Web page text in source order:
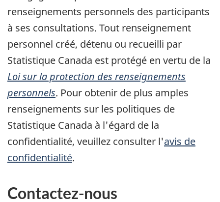
renseignements personnels des participants
à ses consultations. Tout renseignement
personnel créé, détenu ou recueilli par
Statistique Canada est protégé en vertu de la
Loi sur la protection des renseignements
personnels. Pour obtenir de plus amples
renseignements sur les politiques de
Statistique Canada à l'égard de la
confidentialité, veuillez consulter l'avis de
confidentialité.
Contactez-nous